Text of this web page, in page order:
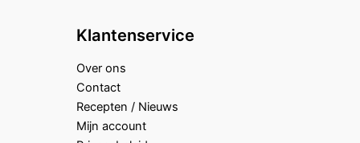
Klantenservice
Over ons
Contact
Recepten / Nieuws
Mijn account